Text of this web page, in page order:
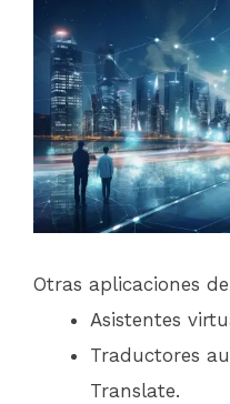
Otras aplicaciones
Asistentes
Traductores
Translate.